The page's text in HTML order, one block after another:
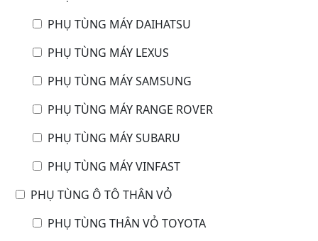
PHỤ TÙNG MÁY DAIHATSU
PHỤ TÙNG MÁY LEXUS
PHỤ TÙNG MÁY SAMSUNG
PHỤ TÙNG MÁY RANGE ROVER
PHỤ TÙNG MÁY SUBARU
PHỤ TÙNG MÁY VINFAST
PHỤ TÙNG Ô TÔ THÂN VỎ
PHỤ TÙNG THÂN VỎ TOYOTA